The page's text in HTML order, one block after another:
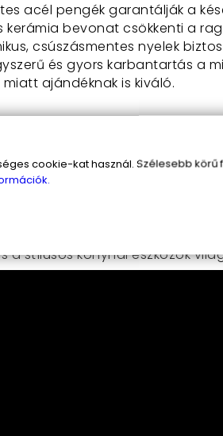
acél pengék garantálják a
kerámia bevonat csökkenti a
csúszásmentes nyelek
és gyors karbantartás a
ajándéknak is kiváló.
a ZL-864,6691 késkészlet
vágható alapanyagokhoz,
zöldséghámozó pedig
hogy te csak a kreatív
a konyhában, ne
a stílusos konyhai eszközök
cookie-kat használ. Szélesebb